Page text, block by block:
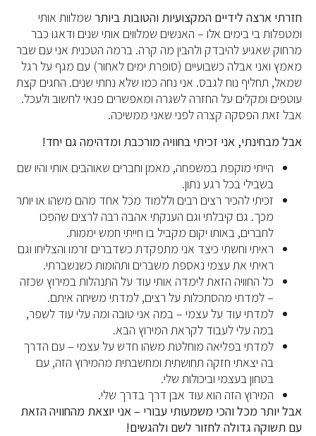
חזרתי ארצה לידיים המקצועיות והטובות ביותר שמלוות אותי
ומטפלות בי בימים אלו – האנשים שמלווים אותי שנים ודאגו כבר
מרחוק שאגיע להיבדק ולהבין מה קרה. ברמה הטכנית אני עם שבר
מאמץ ואני אבלה כשבועיים (סופרת ימים לאחור) עם מגף על רגל
שמאל, תחליף נוח לגבס. אני נחה כמו שלא נחתי שנים. החגים קצת
עוטפים ומקלים על החזרה לשגרה ומאפשרים פנאי לחשוב ולעכל.
אבל זאת הפסקה קצרה לפני שאני ממשיכה.
אבל מבחינתי, אני זכיתי בחוויה מורכבת ומדהימה גם יחד!
הייתי מוקפת במשפחה, מאמן וחברים שאוהבים אותי והיו שם
בשבילי בכל רגע נתון.
זכיתי להכיר רצים רבים וללמוד מכל אחד מהם משהו או יותר
מכך. גם קיבלתי וגם הענקתי אהבה רבה לרצים שהפכו
לחברים, באותו יקום מקביל בו חייתי חמש יממות.
ראיתי וחשתי כיצד אני מתפקדת כשדברים זרמו והצליחו וגם
ראיתי את עצמי נאספת משברים ותהומות כשנשברתי.
כל החוויה הזאת לימדה אותי עוד על התנהלות במירוץ שכזה
– למדתי מהסתכלות על רצים, למדתי משיחה איתם.
למדתי עוד על עצמי – במה אני טובה ומה עלי עוד לשפר,
במה עלי לעבוד לקראת המירוץ הבא.
למדתי בפליאה מוחלטת משהו חדש על עצמי – עם הדרך
בה יצאתי חזקה תחושתית ומחשבתית מהמירוץ הזה, עם
בטחון בעצמי וביכולות שלי.
המירוץ הזה הוא עוד אבן דרך בדרך שלי.
אבל יותר מכל והכי משמעותי עבורי – אני יוצאת מהחוויה הזאת
עם תשוקה גדולה לחזור לשם ולהגשים!